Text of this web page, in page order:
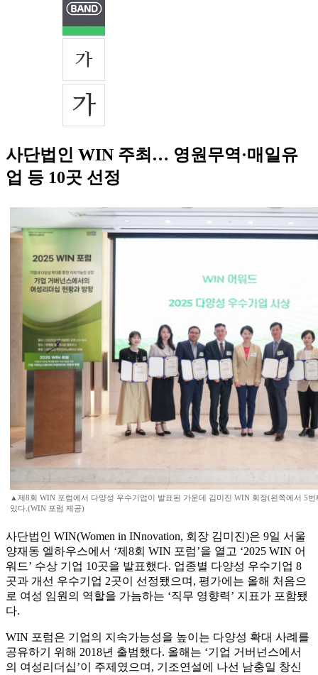
사단법인 WIN 주최… 영원무역·매일유
업 등 10곳 선정
▲제8회 WIN 포럼에서 다양성 우수기업이 발표된 가운데 김미진 WIN 회장(왼쪽에서 5
있다.(WIN 포럼 제공)
사단법인 WIN(Women in INnovation, 회장 김미진)은 9일 서울
양재동 엘하우스에서 ‘제8회 WIN 포럼’을 열고 ‘2025 WIN 어
워드’ 수상 기업 10곳을 발표했다. 업종별 다양성 우수기업 8
곳과 개선 우수기업 2곳이 선정됐으며, 평가에는 올해 처음으
로 여성 임원의 역할을 가늠하는 ‘직무 영향력’ 지표가 포함됐
다.
WIN 포럼은 기업의 지속가능성을 높이는 다양성 확대 사례를
공유하기 위해 2018년 출범했다. 올해는 ‘기업 거버넌스에서
의 여성리더십’이 주제였으며, 기조연설에 나선 남충일 창신